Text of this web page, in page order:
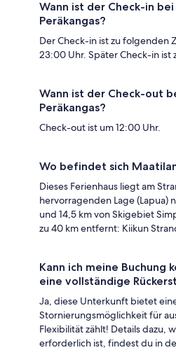
Wann ist der Check-in
Peräkangas?
Der Check-in ist zu folgenden
23:00 Uhr. Später Check-in
Wann ist der Check-out
Peräkangas?
Check-out ist um 12:00 Uhr.
Wo befindet sich
Dieses Ferienhaus liegt am
hervorragenden Lage (Lapua)
und 14,5 km von Skigebiet
zu 40 km entfernt: Kiikun
Kann ich meine Buchung
eine vollständige
Ja, diese Unterkunft bietet
Stornierungsmöglichkeit für
Flexibilität zählt! Details dazu,
erforderlich ist, findest du in